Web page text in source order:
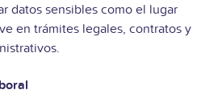
datos sensibles como el lugar
en trámites legales, contratos y